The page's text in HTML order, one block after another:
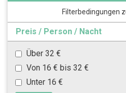
Filterbedingungen
Preis / Person / Nacht
Über 32 €
Von 16 € bis 32 €
Unter 16 €